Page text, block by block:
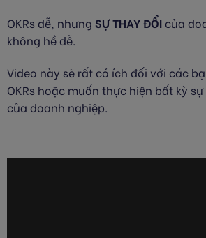
OKRs dễ, nhưng SỰ THAY ĐỔIcủa
không hề dễ.
Video này sẽ rất có ích đối với các
OKRs hoặc muốn thực hiện bất kỳ
của doanh nghiệp.